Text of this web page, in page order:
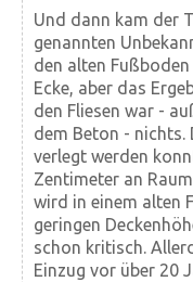
Und dann kam der
genannten
den alten
Ecke, aber das
den Fliesen war -
dem Beton - nichts.
verlegt werden
Zentimeter an
wird in einem alten
geringen
schon kritisch.
Einzug vor über 20